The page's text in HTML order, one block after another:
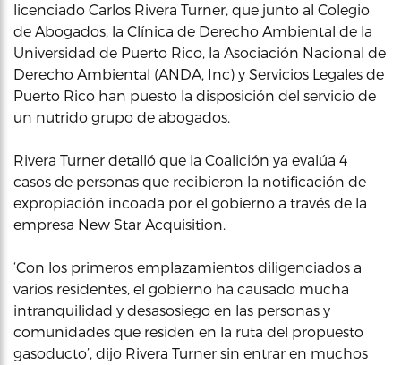
licenciado Carlos Rivera Turner, que junto al Colegio
de Abogados, la Clínica de Derecho Ambiental de la
Universidad de Puerto Rico, la Asociación Nacional de
Derecho Ambiental (ANDA, Inc) y Servicios Legales de
Puerto Rico han puesto la disposición del servicio de
un nutrido grupo de abogados.
Rivera Turner detalló que la Coalición ya evalúa 4
casos de personas que recibieron la notificación de
expropiación incoada por el gobierno a través de la
empresa New Star Acquisition.
‘Con los primeros emplazamientos diligenciados a
varios residentes, el gobierno ha causado mucha
intranquilidad y desasosiego en las personas y
comunidades que residen en la ruta del propuesto
gasoducto’, dijo Rivera Turner sin entrar en muchos